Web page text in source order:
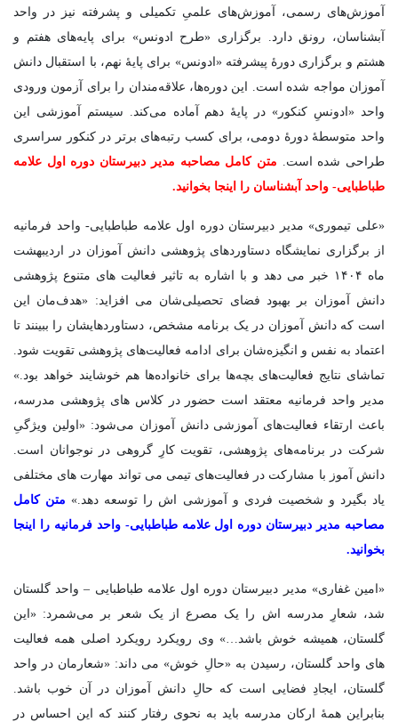
آموزش‌های رسمی، آموزش‌های علمیِ تکمیلی و پشرفته نیز در واحد
آبشناسان، رونق دارد. برگزاری «طرح ادونس» برای پایه‌های هفتم و
هشتم و برگزاری دورۀ پیشرفته «ادونس» برای پایۀ نهم، با استقبال دانش
آموزان مواجه شده است. این دوره‌ها، علاقه‌مندان را برای آزمون ورودی
واحد «ادونسِ کنکور» در پایۀ دهم آماده می‌کند. سیستم آموزشی این
واحد متوسطۀ دورۀ دومی، برای کسب رتبه‌‎های برتر در کنکور سراسری
طراحی شده است. متن کامل مصاحبه مدیر دبیرستان دوره اول علامه
طباطبایی- واحد آبشناسان را اینجا بخوانید.
«علی تیموری» مدیر دبیرستان دوره اول علامه طباطبایی- واحد فرمانیه
از برگزاری نمایشگاه دستاوردهای پژوهشی دانش آموزان در اردیبهشت
ماه ۱۴۰۴ خبر می دهد و با اشاره به تاثیر فعالیت های متنوع پژوهشی
دانش آموزان بر بهبود فضای تحصیلی‌شان می افزاید: «هدف‌مان این
است که دانش آموزان در یک برنامه مشخص، دستاوردهایشان را ببینند تا
اعتماد به نفس و انگیزه‌شان برای ادامه فعالیت‌های پژوهشی تقویت شود.
تماشای نتایج فعالیت‌های بچه‌ها برای خانواده‌ها هم خوشایند خواهد بود.»
مدیر واحد فرمانیه معتقد است حضور در کلاس های پژوهشی مدرسه،
باعث ارتقاء فعالیت‌های آموزشی دانش آموزان می‌شود: «اولین ویژگیِ
شرکت در برنامه‌های پژوهشی، تقویت کارِ گروهی در نوجوانان است.
دانش آموز با مشارکت در فعالیت‌های تیمی می تواند مهارت های مختلفی
یاد بگیرد و شخصیت فردی و آموزشی اش را توسعه دهد.» متن کامل
مصاحبه مدیر دبیرستان دوره اول علامه طباطبایی- واحد فرمانیه را اینجا
بخوانید.
«امین غفاری» مدیر دبیرستان دوره اول علامه طباطبایی – واحد گلستان
شد، شعارِ مدرسه اش را یک مصرع از یک شعر بر می‌شمرد: «این
گلستان، همیشه خوش باشد…» وی رویکرد رویکرد اصلی همه فعالیت
های واحد گلستان، رسیدن به «حالِ خوش» می داند: «شعارمان در واحد
گلستان، ایجادِ فضایی است که حالِ دانش آموزان در آن خوب باشد.
بنابراین همۀ ارکان مدرسه باید به نحوی رفتار کنند که این احساس در